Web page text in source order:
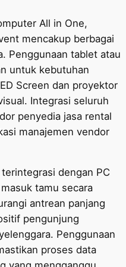
All in One,
mencakup berbagai
Penggunaan tablet atau
untuk kebutuhan
Screen dan proyektor
Integrasi seluruh
penyedia jasa rental
manajemen vendor
dengan PC
tamu secara
antrean panjang
pengunjung
Penggunaan
proses data